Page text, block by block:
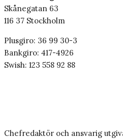
Skånegatan 63
116 37 Stockholm
Plusgiro: 36 99 30-3
Bankgiro: 417-4926
Swish: 123 558 92 88
Chefredaktör och ansvarig